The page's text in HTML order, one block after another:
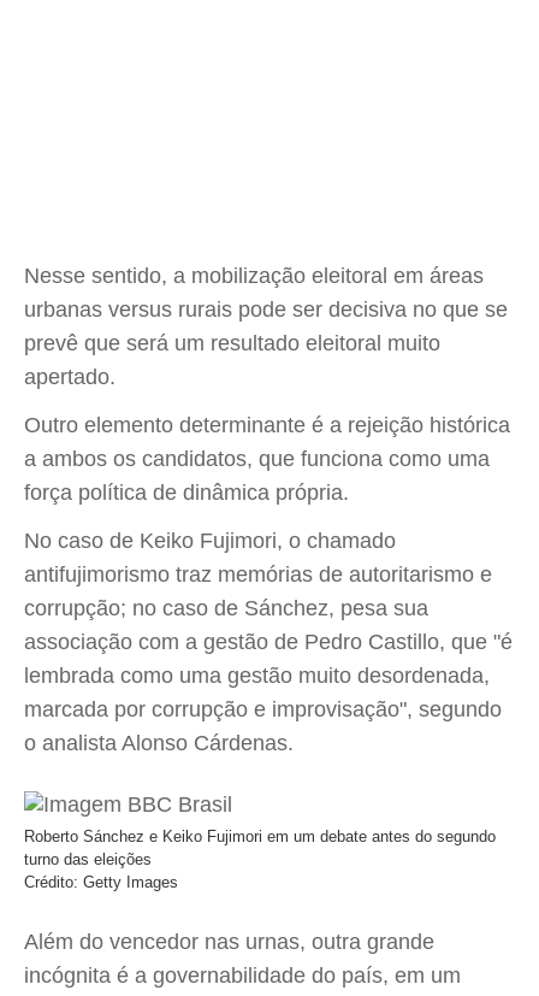
Nesse sentido, a mobilização eleitoral em áreas
urbanas versus rurais pode ser decisiva no que se
prevê que será um resultado eleitoral muito
apertado.
Outro elemento determinante é a rejeição histórica
a ambos os candidatos, que funciona como uma
força política de dinâmica própria.
No caso de Keiko Fujimori, o chamado
antifujimorismo traz memórias de autoritarismo e
corrupção; no caso de Sánchez, pesa sua
associação com a gestão de Pedro Castillo, que "é
lembrada como uma gestão muito desordenada,
marcada por corrupção e improvisação", segundo
o analista Alonso Cárdenas.
Roberto Sánchez e Keiko Fujimori em um debate antes do segundo
turno das eleições
Crédito: Getty Images
Além do vencedor nas urnas, outra grande
incógnita é a governabilidade do país, em um